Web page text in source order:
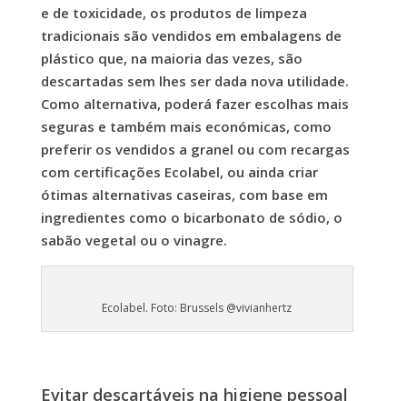
e de toxicidade, os produtos de limpeza
tradicionais são vendidos em embalagens de
plástico que, na maioria das vezes, são
descartadas sem lhes ser dada nova utilidade.
Como alternativa, poderá fazer escolhas mais
seguras e também mais económicas, como
preferir os vendidos a granel ou com recargas
com certificações Ecolabel, ou ainda criar
ótimas alternativas caseiras, com base em
ingredientes como o bicarbonato de sódio, o
sabão vegetal ou o vinagre.
Ecolabel. Foto: Brussels @vivianhertz
Evitar descartáveis na higiene pessoal